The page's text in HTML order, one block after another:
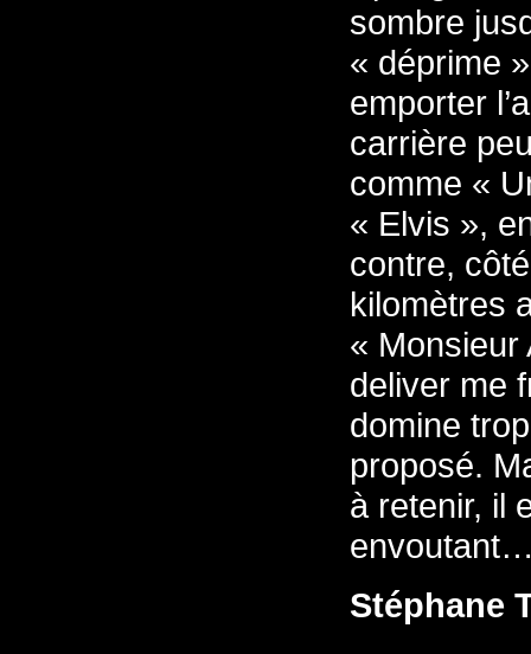
sombre
« déprime
emporter
carrière
comme «
« Elvis »,
contre,
kilomètres
« Monsieur
deliver me
domine
proposé.
à retenir, il
Stéphane